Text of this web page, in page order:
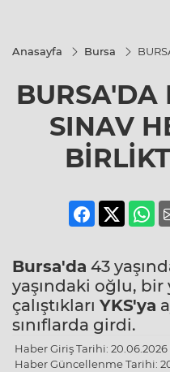
Anasayfa Bursa
BURSA'DA
SINAV
Bursa'da 43
yaşındaki oğlu, bir
çalıştıkları YKS'ya
sınıflarda girdi.
Haber Giriş Tarihi: 20.06.2026
Haber Güncellenme Tarihi: